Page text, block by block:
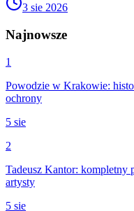
3 sie 2026
Najnowsze
1
Powodzie w Krakowie:
ochrony
5 sie
2
Tadeusz Kantor: kompletny
artysty
5 sie